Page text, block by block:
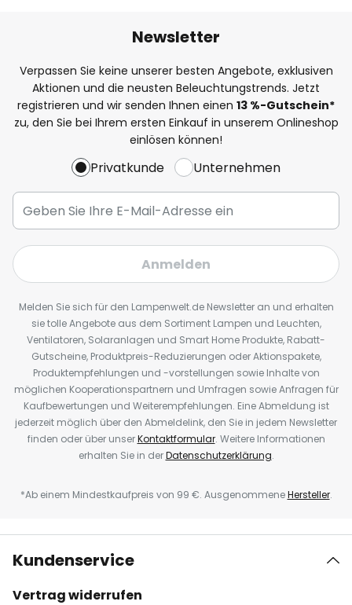
Newsletter
Verpassen Sie keine unserer besten Angebote, exklusiven
Aktionen und die neusten Beleuchtungstrends. Jetzt
registrieren und wir senden Ihnen einen 13 %-Gutschein*
zu, den Sie bei Ihrem ersten Einkauf in unserem Onlineshop
einlösen können!
Privatkunde Unternehmen
Anmelden
Melden Sie sich für den Lampenwelt.de Newsletter an und erhalten
sie tolle Angebote aus dem Sortiment Lampen und Leuchten,
Ventilatoren, Solaranlagen und Smart Home Produkte, Rabatt-
Gutscheine, Produktpreis-Reduzierungen oder Aktionspakete,
Produktempfehlungen und -vorstellungen sowie Inhalte von
möglichen Kooperationspartnern und Umfragen sowie Anfragen für
Kaufbewertungen und Weiterempfehlungen. Eine Abmeldung ist
jederzeit möglich über den Abmeldelink, den Sie in jedem Newsletter
finden oder über unserKontaktformular. Weitere Informationen
erhalten Sie in derDatenschutzerklärung.
*Ab einem Mindestkaufpreis von 99 €. AusgenommeneHersteller.
Kundenservice
Vertrag widerrufen